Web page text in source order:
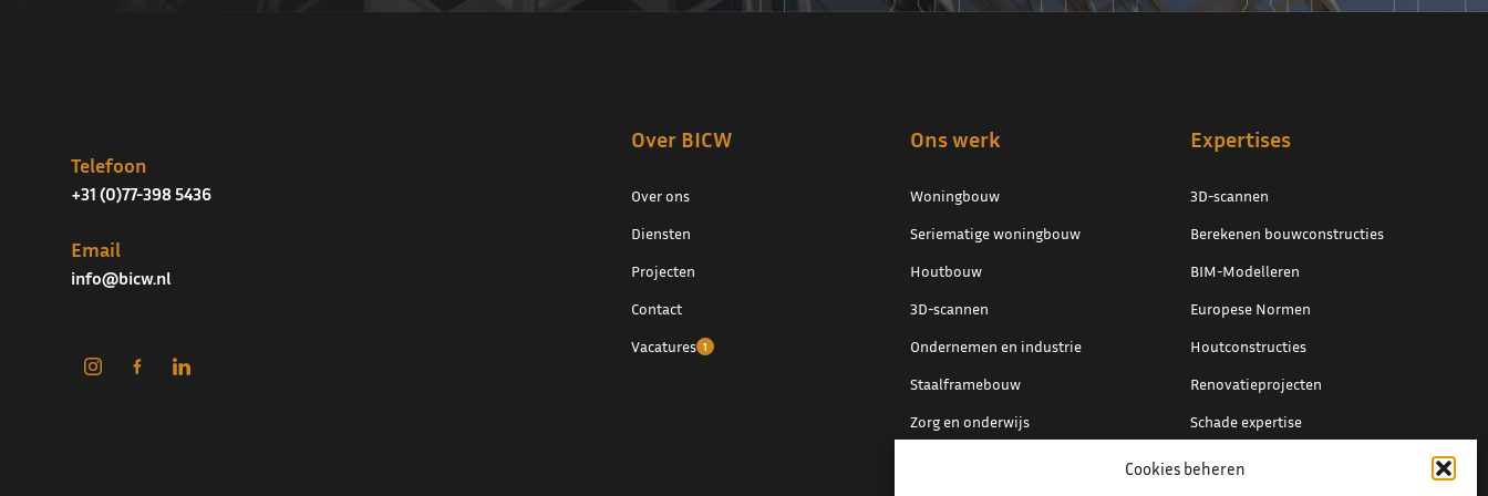
Cookies beheren
Telefoon
+31 (0)77-398 5436
Email
info@bicw.nl
Over BICW
Over ons
Diensten
Projecten
Contact
Vacatures 1
Ons werk
Woningbouw
Seriematige woningbouw
Houtbouw
3D-scannen
Ondernemen en industrie
Staalframebouw
Zorg en onderwijs
Expertises
3D-scannen
Berekenen bouwconstructies
BIM-Modelleren
Europese Normen
Houtconstructies
Renovatieprojecten
Schade expertise
Staal detaillering